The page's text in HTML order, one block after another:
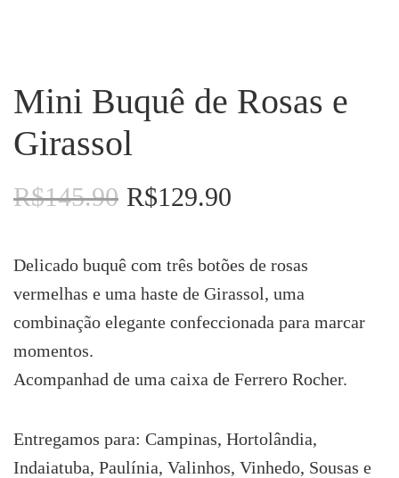
Mini Buquê de Rosas e
Girassol
R$145.90 O
era:
R$145.90.
R$129.90
é:
R$129.90.
Delicado buquê com três botões de rosas
vermelhas e uma haste de Girassol, uma
combinação elegante confeccionada para marcar
momentos.
Acompanhad de uma caixa de Ferrero Rocher.
Entregamos para: Campinas, Hortolândia,
Indaiatuba, Paulínia, Valinhos, Vinhedo, Sousas e